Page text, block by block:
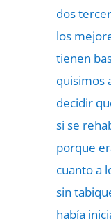
dos
los
tienen
quisimos
decidir
si se
porque
cuanto a
sin
había